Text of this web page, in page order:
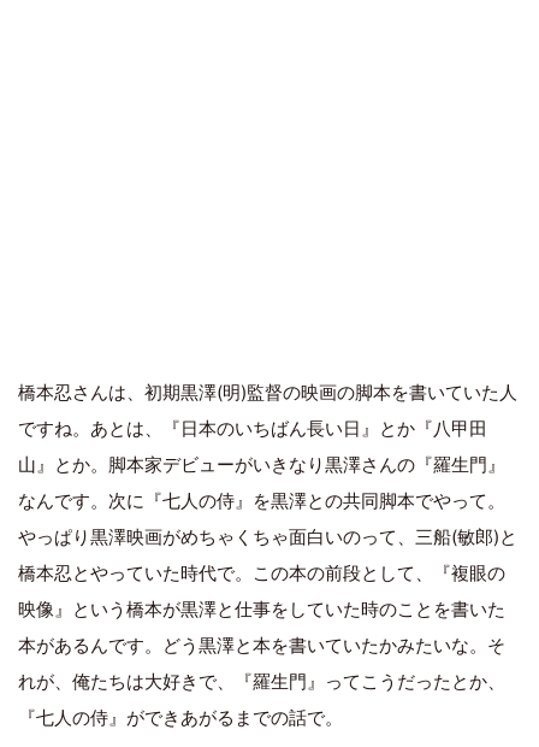
橋本忍さんは、初期黒澤(明)監督の映画の脚本を書いていた人
ですね。あとは、『日本のいちばん長い日』とか『八甲田
山』とか。脚本家デビューがいきなり黒澤さんの『羅生門』
なんです。次に『七人の侍』を黒澤との共同脚本でやって。
やっぱり黒澤映画がめちゃくちゃ面白いのって、三船(敏郎)と
橋本忍とやっていた時代で。この本の前段として、『複眼の
映像』という橋本が黒澤と仕事をしていた時のことを書いた
本があるんです。どう黒澤と本を書いていたかみたいな。そ
れが、俺たちは大好きで、『羅生門』ってこうだったとか、
『七人の侍』ができあがるまでの話で。